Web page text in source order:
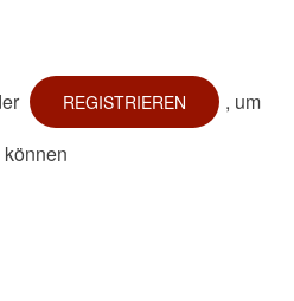
REGISTRIEREN
, um